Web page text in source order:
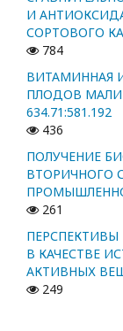
И
СОРТОВОГО
784
ВИТАМИННАЯ
ПЛОДОВ
634.71:581.192
436
ПОЛУЧЕНИЕ
ВТОРИЧНОГО
261
ПЕРСПЕКТИВЫ
В КАЧЕСТВЕ
АКТИВНЫХ
249